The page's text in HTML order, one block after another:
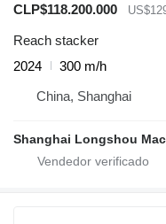
CLP$118.200.000
Reach stacker
2024
300 m/h
China, Shanghai
Shanghai Longshou